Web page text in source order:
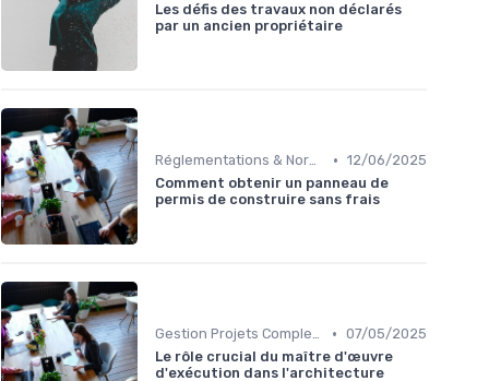
Les défis des travaux non déclarés
par un ancien propriétaire
Réglementations & Normes • 12/06/2025
Comment obtenir un panneau de
permis de construire sans frais
Gestion Projets Complexes • 07/05/2025
Le rôle crucial du maître d'œuvre
d'exécution dans l'architecture